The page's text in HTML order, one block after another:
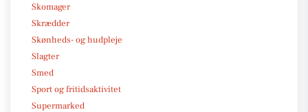
Skomager
Skrædder
Skønheds- og hudpleje
Slagter
Smed
Sport og fritidsaktivitet
Supermarked